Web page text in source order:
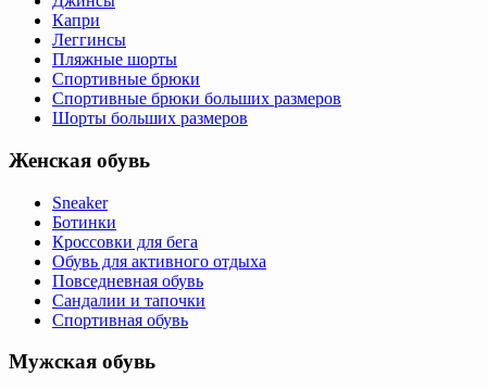
Капри
Леггинсы
Пляжные шорты
Спортивные брюки
Спортивные брюки больших размеров
Шорты больших размеров
Женская обувь
Sneaker
Ботинки
Кроссовки для бега
Обувь для активного отдыха
Повседневная обувь
Сандалии и тапочки
Спортивная обувь
Мужская обувь